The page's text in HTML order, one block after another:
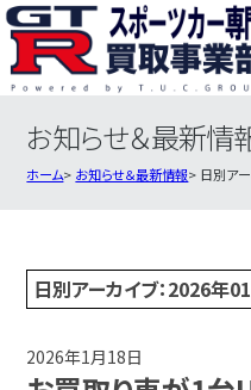
3ステップのカンタン査定
スポーツカー買取実績
お知らせ＆最新情
ホーム お知らせ＆最新情報 日別ア
日別アーカイブ：2026年
2026年1月18日